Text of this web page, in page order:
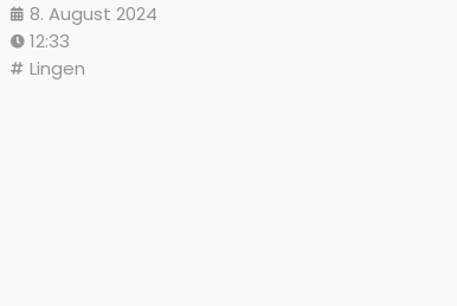
8. August 2024
12:33
Lingen